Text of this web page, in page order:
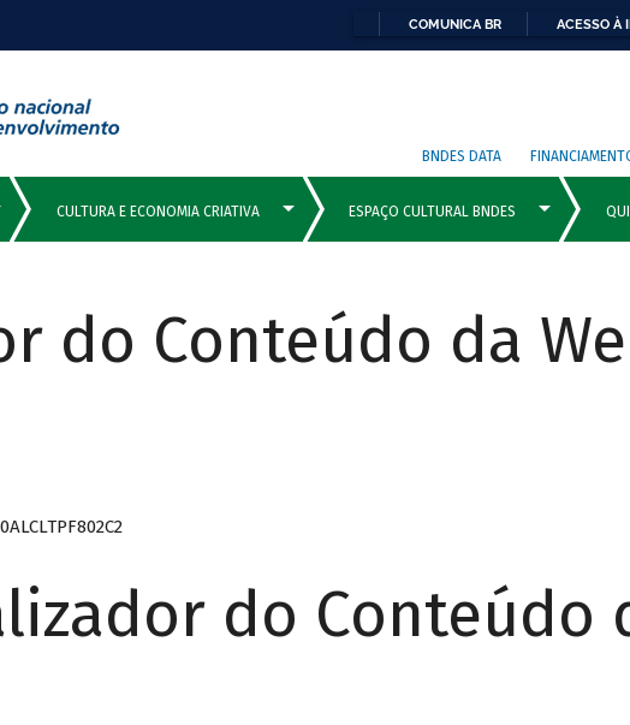
COMUNICA BR ACESSO À
BNDES DATA
do Conteúdo da
do Conteúdo